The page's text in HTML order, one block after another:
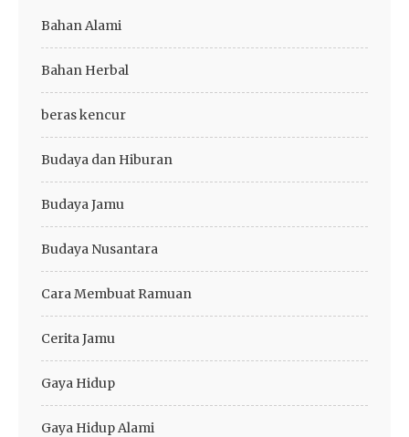
Bahan Alami
Bahan Herbal
beras kencur
Budaya dan Hiburan
Budaya Jamu
Budaya Nusantara
Cara Membuat Ramuan
Cerita Jamu
Gaya Hidup
Gaya Hidup Alami